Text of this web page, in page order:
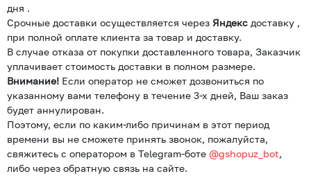
дня .
Срочные доставки осуществляется через Яндекс доставку ,
при полной оплате клиента за товар и доставку.
В случае отказа от покупки доставленного товара, Заказчик
уплачивает стоимость доставки в полном размере.
Внимание! Если оператор не сможет дозвониться по
указанному вами телефону в течение 3-х дней, Ваш заказ
будет аннулирован.
Поэтому, если по каким-либо причинам в этот период
времени вы не сможете принять звонок, пожалуйста,
свяжитесь с оператором в Telegram-боте @gshopuz_bot,
либо через обратную связь на сайте.